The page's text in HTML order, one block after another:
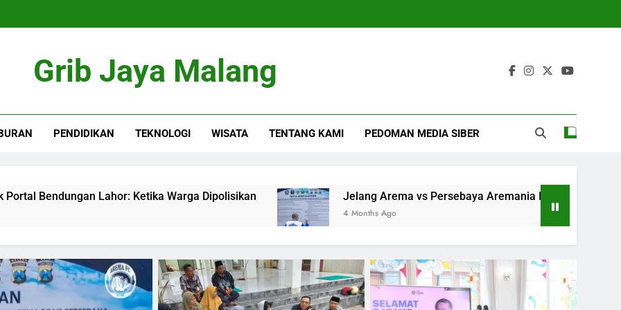
Grib Jaya Malang
PENDIDIKAN TEKNOLOGI WISATA TENTANG KAMI PEDOMAN MEDIA SIBER
Ketika Warga Dipolisikan Jelang Arema vs Persebaya Aremania Ikrarkan Jaga Marwah Malang Raya
4 Months Ago